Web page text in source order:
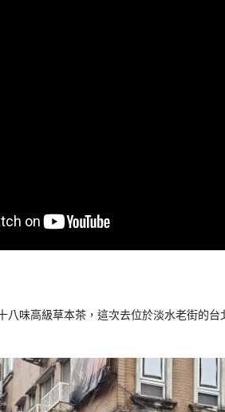
八味高級草本茶，這次去位於淡水老街的